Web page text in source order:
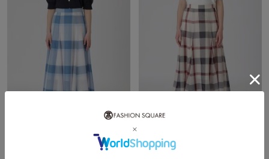
¥25,30023%OFF